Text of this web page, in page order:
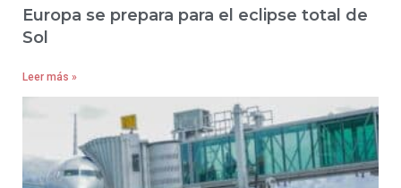
Europa se prepara para el eclipse total de
Sol
Leer más »